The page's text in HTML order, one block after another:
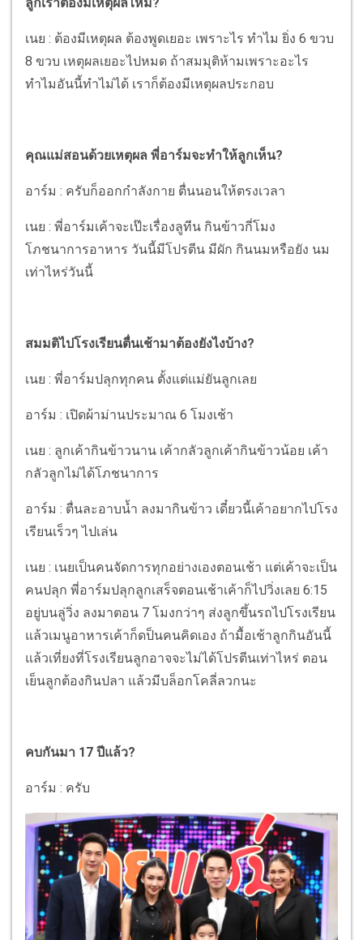
เนย : ต้องมีเหตุผล ต้องพูดเยอะ เพราะไร ทำไม ยิ่ง 6 ขวบ
8 ขวบ เหตุผลเยอะไปหมด ถ้าสมมุติห้ามเพราะอะไร
ทำไมอันนี้ทำไม่ได้ เราก็ต้องมีเหตุผลประกอบ
คุณแม่สอนด้วยเหตุผล พี่อาร์มจะทำให้ลูกเห็น?
อาร์ม : ครับก็ออกกำลังกาย ตื่นนอนให้ตรงเวลา
เนย : พี่อาร์มเค้าจะเป๊ะเรื่องลูทีน กินข้าวกี่โมง
โภชนาการอาหาร วันนี้มีโปรตีน มีผัก กินนมหรือยัง นม
เท่าไหร่วันนี้
สมมติไปโรงเรียนตื่นเช้ามาต้องยังไงบ้าง?
เนย : พี่อาร์มปลุกทุกคน ตั้งแต่แม่ยันลูกเลย
อาร์ม : เปิดผ้าม่านประมาณ 6 โมงเช้า
เนย : ลูกเค้ากินข้าวนาน เค้ากลัวลูกเค้ากินข้าวน้อย เค้า
กลัวลูกไม่ได้โภชนาการ
อาร์ม : ตื่นละอาบน้ำ ลงมากินข้าว เดี๋ยวนี้เค้าอยากไปโรง
เรียนเร็วๆ ไปเล่น
เนย : เนยเป็นคนจัดการทุกอย่างเองตอนเช้า แต่เค้าจะเป็น
คนปลุก พี่อาร์มปลุกลูกเสร็จตอนเช้าเค้าก็ไปวิ่งเลย 6:15
อยู่บนลู่วิ่ง ลงมาตอน 7 โมงกว่าๆ ส่งลูกขึ้นรถไปโรงเรียน
แล้วเมนูอาหารเค้าก็ดป็นคนคิดเอง ถ้ามื้อเช้าลูกกินอันนี้
แล้วเที่ยงที่โรงเรียนลูกอาจจะไม่ได้โปรตีนเท่าไหร่ ตอน
เย็นลูกต้องกินปลา แล้วมีบล็อกโคลี่ลวกนะ
คบกันมา 17 ปีแล้ว?
อาร์ม : ครับ